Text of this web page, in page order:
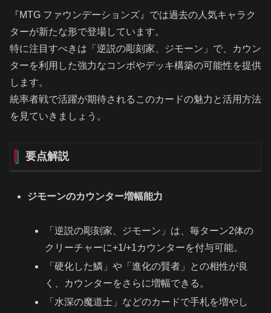
『MTG ファウンデーションズ』では過去の人気キャラク
ターが新たな形で登場しています。
特に注目すべきは「逆説の彫刻家、ジモーン」で、カウン
ターを利用した強力なコンボやデッキ構築の可能性を提供
します。
統率者戦で活躍が期待されるこのカードの魅力と活用方法
を見ていきましょう。
要点解説
ジモーンのカウンター増幅能力
「逆説の彫刻家、ジモーン」は、毎ターン2体の
クリーチャーに+1/+1カウンターを付与可能。
「硬化した鱗」や「進化の賢者」との相性が良
く、カウンターをさらに増幅できる。
「水深の魔道士」などのカードで手札を増やし